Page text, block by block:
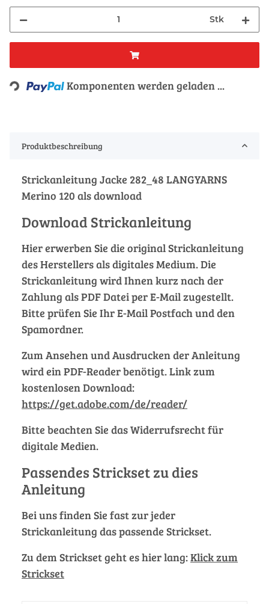
Stk
Loading... Komponenten werden geladen ...
Produktbeschreibung
Strickanleitung Jacke 282_48 LANGYARNS
Merino 120 als download
Download Strickanleitung
Hier erwerben Sie die original Strickanleitung
des Herstellers als digitales Medium. Die
Strickanleitung wird Ihnen kurz nach der
Zahlung als PDF Datei per E-Mail zugestellt.
Bitte prüfen Sie Ihr E-Mail Postfach und den
Spamordner.
Zum Ansehen und Ausdrucken der Anleitung
wird ein PDF-Reader benötigt. Link zum
kostenlosen Download:
https://get.adobe.com/de/reader/
Bitte beachten Sie das Widerrufsrecht für
digitale Medien.
Passendes Strickset zu dies
Anleitung
Bei uns finden Sie fast zur jeder
Strickanleitung das passende Strickset.
Zu dem Strickset geht es hier lang:Klick zum
Strickset